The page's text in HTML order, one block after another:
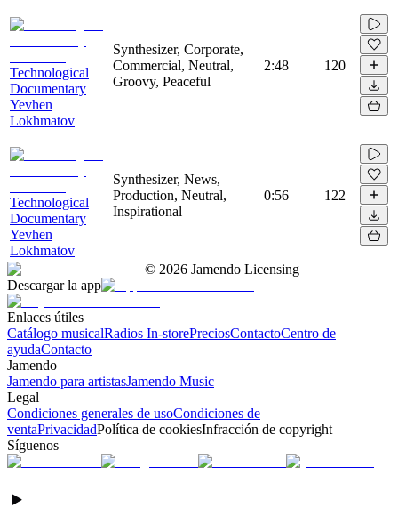
Technological
Documentary
Yevhen
Lokhmatov
Synthesizer, Corporate,
Commercial, Neutral,
Groovy, Peaceful
2:48 120
Technological
Documentary
Yevhen
Lokhmatov
Synthesizer, News,
Production, Neutral,
Inspirational
0:56 122
© 2026 Jamendo Licensing
Descargar la app
Enlaces útiles
Catálogo musicalRadios In-storePreciosContactoCentro de
ayudaContacto
Jamendo
Jamendo para artistasJamendo Music
Legal
Condiciones generales de usoCondiciones de
ventaPrivacidadPolítica de cookiesInfracción de copyright
Síguenos